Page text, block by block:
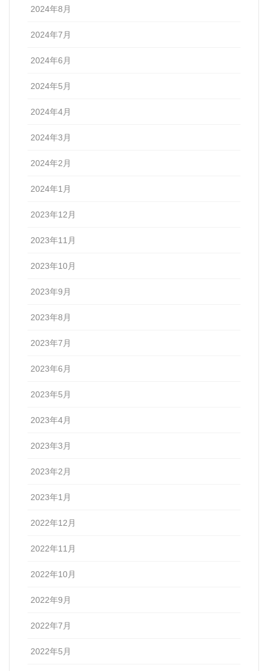
2024年8月
2024年7月
2024年6月
2024年5月
2024年4月
2024年3月
2024年2月
2024年1月
2023年12月
2023年11月
2023年10月
2023年9月
2023年8月
2023年7月
2023年6月
2023年5月
2023年4月
2023年3月
2023年2月
2023年1月
2022年12月
2022年11月
2022年10月
2022年9月
2022年7月
2022年5月